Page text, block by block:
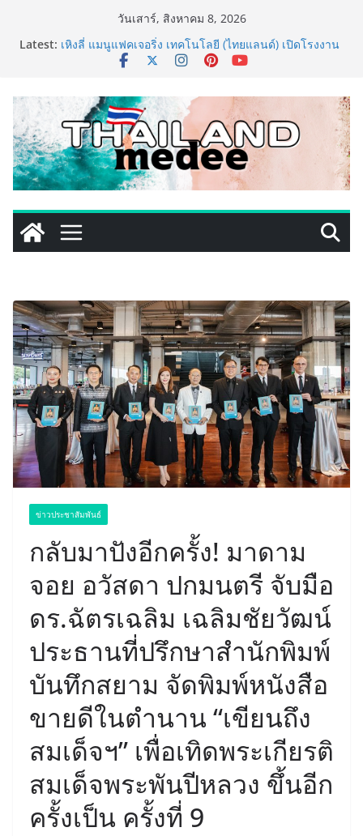
วันเสาร์, สิงหาคม 8, 2026
Latest: เหิงลี่ แมนูแฟคเจอริ่ง เทคโนโลยี (ไทยแลนด์) เปิดโรงงาน
แห่งใหม่ในชลบุรี เดินหน้าขยายฐานการผลิตสู่เอเชียตะวัน
TECNO ประกาศทรานส์ฟอร์มจากเกมมิ่งโฟน สู่ไลฟ์สไตล์
แฟชั่นไอเท็ม เสิร์ฟใหญ่ปักหมุดแลนมาร์คใหม่กลางสถานี
MRT วาง POVA 8 Series จุดเริ่มต้นครั้งสำคัญ
PIPPER STANDARD® เปิดตัวแชมพูอาบน้ำ และ โฟมอาบ
แห้งสัตว์เลี้ยง ชูนวัตกรรมพลังธรรมชาติ “Zero-Residue”
เลียขนได้ ปลอดภัย ไร้สารตกค้าง
เริ่มแล้ว! อ.ต.ก.แฟร์ 4 ภาค @ภาคกลาง “มนต์เสน่ห์เกษตร
ไทย สู่ใจกลางมหานคร” ชวนชิม ช้อป สินค้าเกษตร
คุณภาพจากทั่วไทย วันนี้ – 8 สิงหาคมนี้ ณ ลานคนเมือง
ททท. ประกาศความสำเร็จ Village to the World Season
5 ผนึก 9 พันธมิตร ขับเคลื่อน ESG Tourism สืบสานพระ
ข่าวประชาสัมพันธ์
กลับมาปังอีกครั้ง! มาดาม
จอย อวัสดา ปกมนตรี จับมือ
ดร.ฉัตรเฉลิม เฉลิมชัยวัฒน์
ประธานที่ปรึกษาสำนักพิมพ์
บันทึกสยาม จัดพิมพ์หนังสือ
ขายดีในตำนาน “เขียนถึง
สมเด็จฯ” เพื่อเทิดพระเกียรติ
สมเด็จพระพันปีหลวง ขึ้นอีก
ครั้งเป็น ครั้งที่ 9